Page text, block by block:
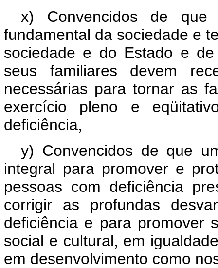
x) Convencidos de
fundamental da sociedade e
sociedade e do Estado e
seus familiares devem
necessárias para tornar as
exercício pleno e
deficiência,
y) Convencidos de que
integral para promover e
pessoas com deficiência
corrigir as profundas
deficiência e para promover
social e cultural, em
em desenvolvimento como